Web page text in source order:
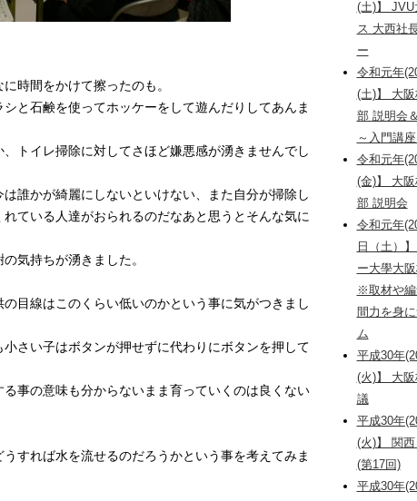
時間をかけて擦ったのも。
と石鹸を使ってホッケーをして遊んだりしてあんま
トイレ掃除に対してさほど嫌悪感が湧きませんでし
誰かが綺麗にしないといけない、また自分が掃除し
ている人達がおられるのだなあと思うとそんな気に
気持ちが湧きました。
目線はこのくらい低いのかという事に気がつきまし
さい子はボタンが押せずに代わりにボタンを押して
事の意味も分からないまま育っていくのは良くない
すれば水を流せるのだろうかという事を考えてみま
(土)】
ス 大西社
ー
令和元年
(土)】 大
部 説明会
～入門講座
令和元年
(金)】 大
部 説明会
令和元年
日（土）
ー大學大
※取材や編
間力を身
ム
平成30年
(火)】 大
議
平成30年
(火)】 関
(第17回)
平成30年